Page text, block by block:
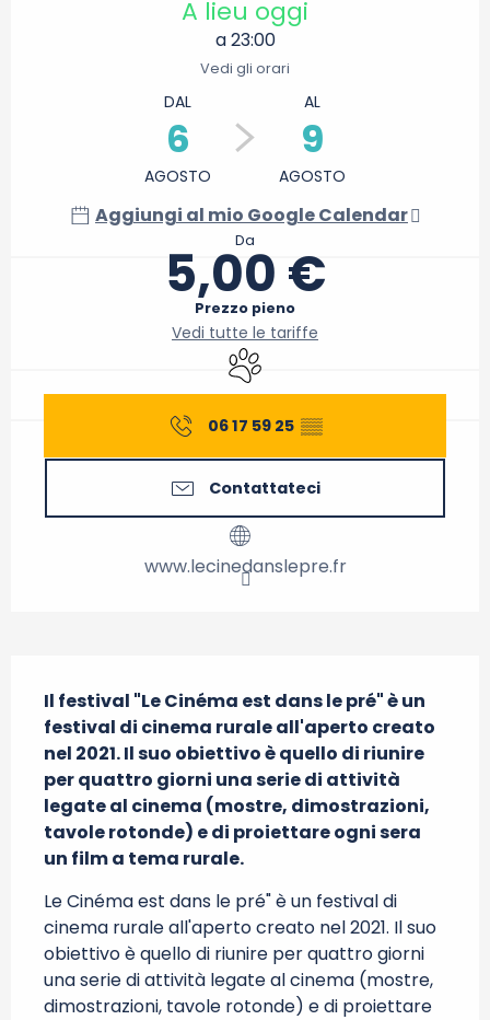
A lieu oggi
a 23:00
Vedi gli orari
DAL
6
AGOSTO
AL
9
AGOSTO
Aggiungi al mio Google Calendar
Da
5,00 €
Prezzo pieno
Vedi tutte le tariffe
Animali ammessi
06 17 59 25 ▒▒
Contattateci
www.lecinedanslepre.fr
Il festival "Le Cinéma est dans le pré" è un
festival di cinema rurale all'aperto creato
nel 2021. Il suo obiettivo è quello di riunire
per quattro giorni una serie di attività
legate al cinema (mostre, dimostrazioni,
tavole rotonde) e di proiettare ogni sera
un film a tema rurale.
Le Cinéma est dans le pré" è un festival di
cinema rurale all'aperto creato nel 2021. Il suo
obiettivo è quello di riunire per quattro giorni
una serie di attività legate al cinema (mostre,
dimostrazioni, tavole rotonde) e di proiettare